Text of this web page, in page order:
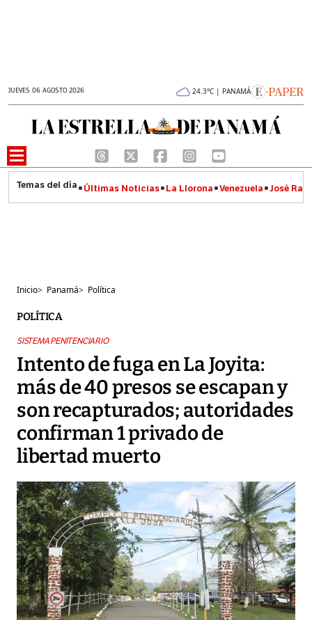
JUEVES 06 AGOSTO 2026 24.3°C | PANAMÁ
Últimas Noticias La Llorona Venezuela José
Inicio> Panamá> Política
POLÍTICA
SISTEMA PENITENCIARIO
Intento de fuga en La Joyita:
más de 40 presos se escapan y
son recapturados; autoridades
confirman 1 privado de
libertad muerto